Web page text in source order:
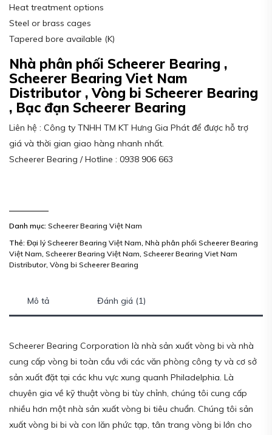
Heat treatment options
Steel or brass cages
Tapered bore available (K)
Nhà phân phối Scheerer Bearing ,
Scheerer Bearing Viet Nam
Distributor , Vòng bi Scheerer Bearing
, Bạc đạn Scheerer Bearing
Liên hệ : Công ty TNHH TM KT Hưng Gia Phát để được hỗ trợ
giá và thời gian giao hàng nhanh nhất.
Scheerer Bearing / Hotline : 0938 906 663
Danh mục: Scheerer Bearing Việt Nam
Thẻ: Đại lý Scheerer Bearing Việt Nam, Nhà phân phối Scheerer Bearing
Việt Nam, Scheerer Bearing Việt Nam, Scheerer Bearing Viet Nam
Distributor, Vòng bi Scheerer Bearing
Mô tả Đánh giá (1)
Scheerer Bearing Corporation là nhà sản xuất vòng bi và nhà
cung cấp vòng bi toàn cầu với các văn phòng công ty và cơ sở
sản xuất đặt tại các khu vực xung quanh Philadelphia. Là
chuyên gia về kỹ thuật vòng bi tùy chỉnh, chúng tôi cung cấp
nhiều hơn một nhà sản xuất vòng bi tiêu chuẩn. Chúng tôi sản
xuất vòng bi bi và con lăn phức tạp, tân trang vòng bi lớn cho